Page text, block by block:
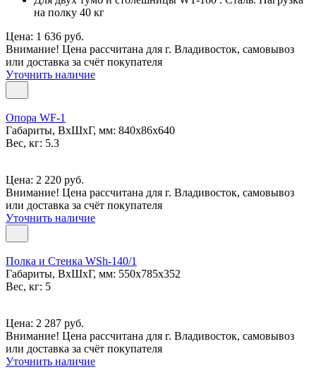
на полку 40 кг
Цена: 1 636 руб.
Внимание! Цена рассчитана для г. Владивосток, самовывоз
или доставка за счёт покупателя
Уточнить наличие
Опора WF-1
Габариты, ВxШxГ, мм: 840x86x640
Вес, кг: 5.3
Цена: 2 220 руб.
Внимание! Цена рассчитана для г. Владивосток, самовывоз
или доставка за счёт покупателя
Уточнить наличие
Полка и Стенка WSh-140/1
Габариты, ВxШxГ, мм: 550x785x352
Вес, кг: 5
Цена: 2 287 руб.
Внимание! Цена рассчитана для г. Владивосток, самовывоз
или доставка за счёт покупателя
Уточнить наличие